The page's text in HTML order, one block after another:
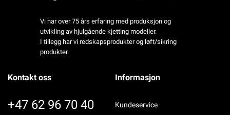
Vi har over 75 års erfaring med produksjon og
utvikling av hjulgående kjetting modeller.
I tillegg har vi redskapsprodukter og løft/sikring
produkter.
Kontakt oss
+47 62 96 70 40
Informasjon
Kundeservice